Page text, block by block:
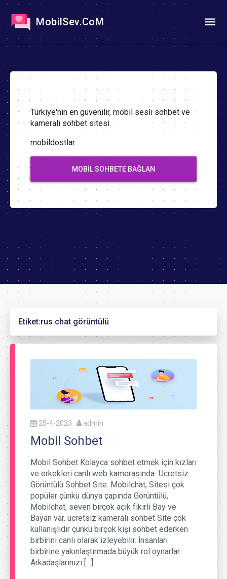
MobilSev.CoM
Türkiye'nin en güvenilir, mobil sesli sohbet ve
kameralı sohbet sitesi.
mobildostlar
MOBIL SOHBETE BAĞLAN
Etiket:rus chat görüntülü
25-4-2023 admin
Mobil Sohbet
Mobil Sohbet Kolayca sohbet etmek için kızları
ve erkekleri canlı web kamerasında Ücretsiz
Görüntülü Sohbet Site. Mobilchat, Sitesi çok
popüler çünkü dünya çapında Görüntülü,
Mobilchat, seven birçok açık fikirli Bay ve
Bayan var. ücretsiz kameralı sohbet Site çok
kullanışlıdır çünkü birçok kişi sohbet ederken
birbirini canlı olarak izleyebilir. İnsanları
birbirine yakınlaştırmada büyük rol oynarlar.
Arkadaşlarınızı […]